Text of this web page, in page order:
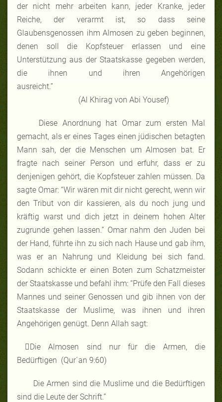
der nicht mehr arbeiten kann, jeder Kranke, jeder
Reiche, der verarmt ist, so dass seine
Glaubensgenossen ihm Almosen zu geben beginnen,
denen soll die Kopfsteuer erlassen und eine
Unterstützung aus der Staatskasse gegeben werden,
die ihnen und ihren Angehörigen
ausreicht.”
(Al Khirag von Abi Yousef)
Diese Anordnung hat Omar zum ersten Mal
gemacht, als er eines Tages einen jüdischen betagten
Mann sah, der die Menschen um Almosen bat. Er
fragte nach seiner Person und erfuhr, dass er zu
denjenigen gehört, die Kopfsteuer zahlen müssen. Da
sagte Omar: “Wir wären mit dir nicht gerecht, wenn wir
den Tribut von dir kassieren, als du noch jung und
kräftig warst und dich jetzt in deinem hohen Alter
zugrunde gehen lassen.” Omar nahm den Juden bei
der Hand, führte ihn zu sich nach Hause und gab ihm,
was er an Nahrung und Kleidung bei sich fand.
Sodann schickte er einen Boten zum Schatzmeister
der Staatskasse und befahl ihm: “Prüfe den Fall dieses
Mannes und seiner Genossen und gib ihnen von der
Staatskasse der Muslime, was ihnen und ihren
Angehörigen genügt. Denn Allah sagt:
Die Almosen sind nur für die Armen, die
Bedürftigen (Qur´an 9:60)
Die Armen sind die Muslime und die Bedürftigen
sind die Leute der Schrift.”